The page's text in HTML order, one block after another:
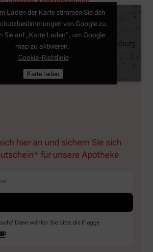
Schwarzwaldstr. 78, 79117 Freiburg
Laden der Karte stimmen Sie den
von Google zu.
Sie auf „Karte Laden“, um Google
map zu aktivieren.
Cookie-Richtlinie
Karte laden
hier an und sichern Sie sich
für unsere Apotheke
Dann wählen Sie bitte die Flagge